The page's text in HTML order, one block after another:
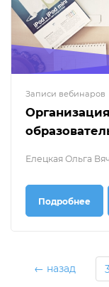
Записи вебинаров
Елецкая Ольга
Подробнее
← назад